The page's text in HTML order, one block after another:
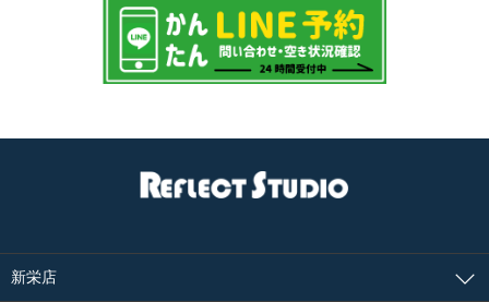
新栄店